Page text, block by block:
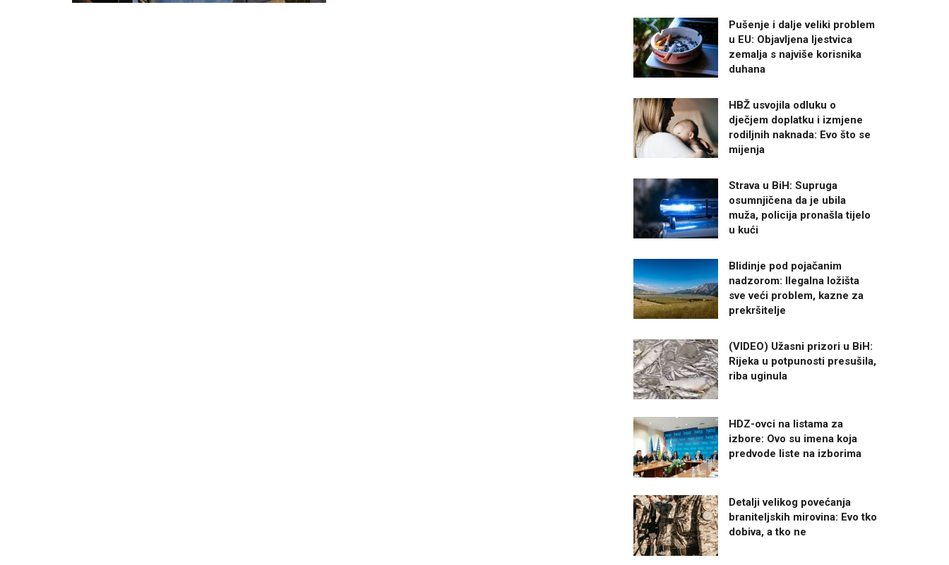
Pušenje i dalje veliki problem
u EU: Objavljena ljestvica
zemalja s najviše korisnika
duhana
HBŽ usvojila odluku o
dječjem doplatku i izmjene
rodiljnih naknada: Evo što se
mijenja
Strava u BiH: Supruga
osumnjičena da je ubila
muža, policija pronašla tijelo
u kući
Blidinje pod pojačanim
nadzorom: Ilegalna ložišta
sve veći problem, kazne za
prekršitelje
(VIDEO) Užasni prizori u BiH:
Rijeka u potpunosti presušila,
riba uginula
HDZ-ovci na listama za
izbore: Ovo su imena koja
predvode liste na izborima
Detalji velikog povećanja
braniteljskih mirovina: Evo tko
dobiva, a tko ne